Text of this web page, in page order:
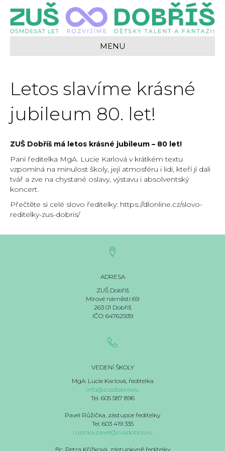
MENU
Letos slavíme krásné
jubileum 80. let!
ZUŠ Dobříš má letos krásné jubileum – 80 let!
Paní ředitelka MgA. Lucie Karlová v krátkém textu
vzpomíná na minulost školy, její atmosféru i lidi, kteří jí dali
tvář a zve na chystané oslavy, výstavu i absolventský
koncert.
Přečtěte si celé slovo ředitelky: https://dlonline.cz/slovo-
reditelky-zus-dobris/
ADRESA
ZUŠ Dobříš
Mírové náměstí 69
263 01 Dobříš
IČO: 64762939
VEDENÍ ŠKOLY
MgA. Lucie Karlová, ředitelka
info@zusdobris.eu
Tel. 605 587 896
Pavel Růžička, zástupce ředitelky
Tel. 603 419 335
ruzicka.pavel@zusdobris.eu
Bc. Petra Křížková, zástupkyně ředitelky